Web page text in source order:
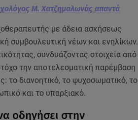
Μ. Χατζημαλωνάς απαντά
με άδεια ασκήσεως
συμβουλευτική νέων και ενηλίκων.
συνδυάζοντας στοιχεία από
την αποτελεσματική παρέμβαση
το διανοητικό, το ψυχοσωματικό, το
και το υπαρξιακό.
οδηγήσει στην